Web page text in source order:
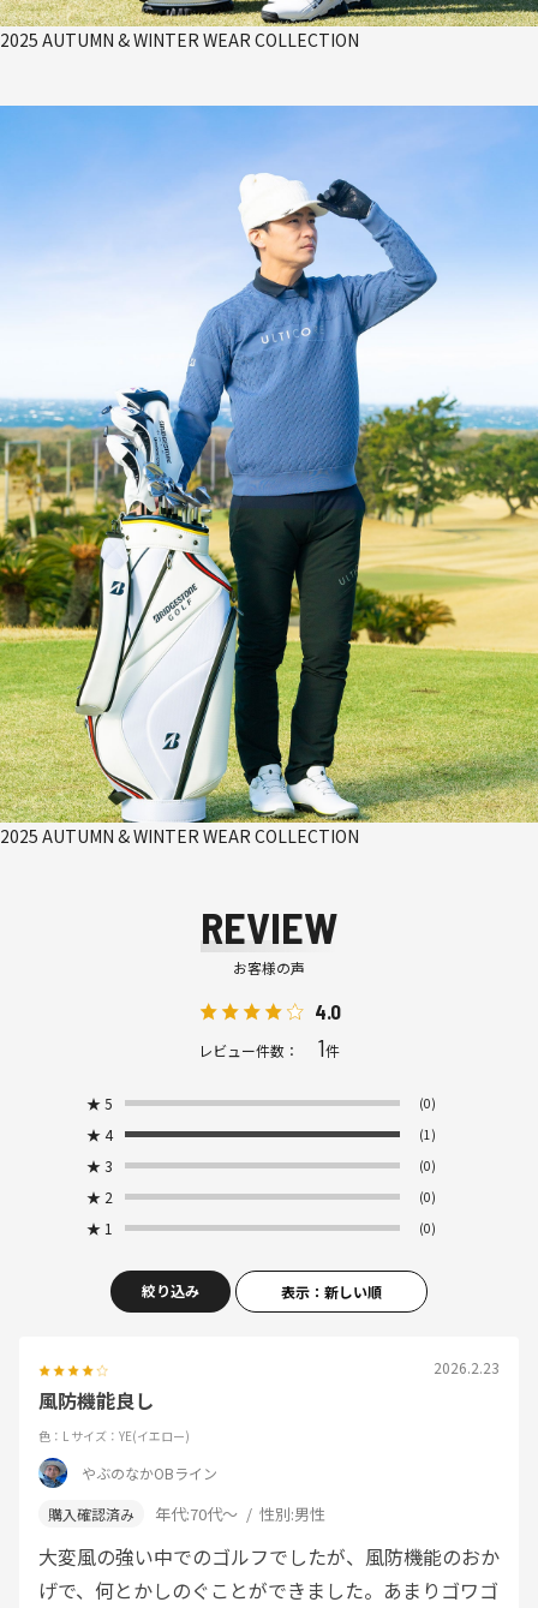
2025 AUTUMN & WINTER WEAR COLLECTION
2025 AUTUMN & WINTER WEAR COLLECTION
REVIEW
お客様の声
4.0
レビュー件数： 1件
★ 5 (0)
★ 4 (1)
★ 3 (0)
★ 2 (0)
★ 1 (0)
絞り込み 表示：新しい順
2026.2.23
風防機能良し
色：L サイズ：YE(イエロー)
やぶのなかOBライン
年代:70代～ 性別:男性
大変風の強い中でのゴルフでしたが、風防機能のおか
げで、何とかしのぐことができました。あまりゴワゴ